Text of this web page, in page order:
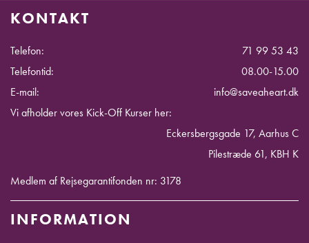
KONTAKT
Telefon:
71 99 53 43
Telefontid:
08.00-15.00
E-mail:
info@saveaheart.dk
Vi afholder vores Kick-Off Kurser her:
Eckersbergsgade 17, Aarhus C
Pilestræde 61, KBH K
Medlem af Rejsegarantifonden nr: 3178
INFORMATION